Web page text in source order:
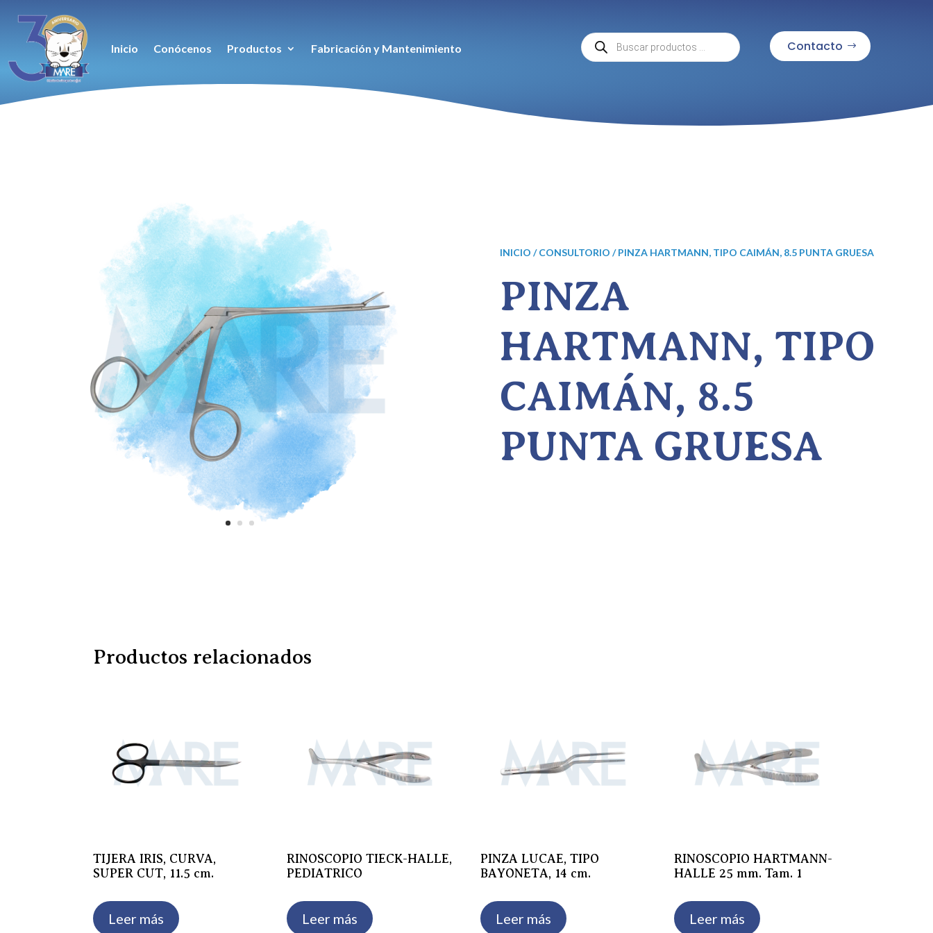
Inicio Conócenos Productos Fabricación y Mantenimiento
Búsqueda
de
productos
Contacto
INICIO /CONSULTORIO / PINZA HARTMANN, TIPO CAIMÁN, 8.5 PUNTA GRUESA
PINZA
HARTMANN, TIPO
CAIMÁN, 8.5
PUNTA GRUESA
Productos relacionados
TIJERA IRIS, CURVA,
SUPER CUT, 11.5 cm.
Leer más
RINOSCOPIO TIECK-HALLE,
PEDIATRICO
Leer más
PINZA LUCAE, TIPO
BAYONETA, 14 cm.
Leer más
RINOSCOPIO HARTMANN-
HALLE 25 mm. Tam. 1
Leer más